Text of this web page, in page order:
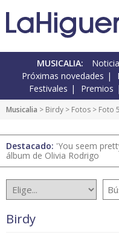
MUSICALIA:
Próximas novedades
Festivales
Premios
Musicalia > Birdy > Fotos > Foto
Destacado: 'You seem
álbum de Olivia Rodrigo
Birdy